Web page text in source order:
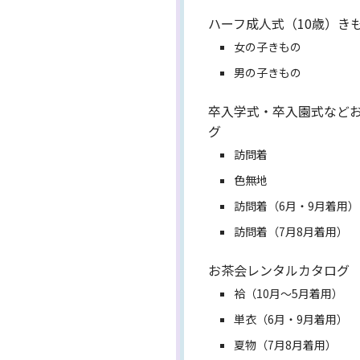
ハーフ成人式（10歳）き
女の子きもの
男の子きもの
卒入学式・卒入園式など
グ
訪問着
色無地
訪問着（6月・9月着用）
訪問着（7月8月着用）
お茶会レンタルカタログ
袷（10月～5月着用）
単衣（6月・9月着用）
夏物（7月8月着用）